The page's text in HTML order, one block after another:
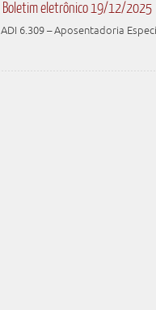
Boletim eletrônico 19/12/2025
ADI 6.309 – Aposentadoria